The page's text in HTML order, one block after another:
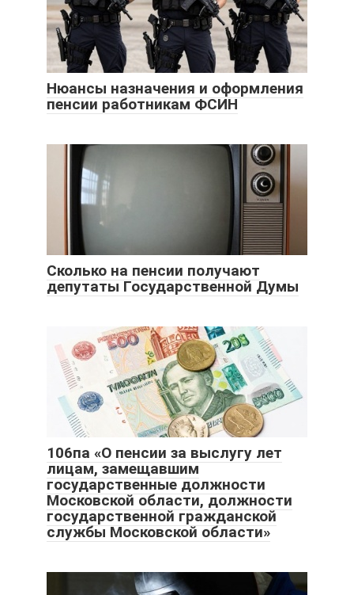
Нюансы назначения и оформления
пенсии работникам ФСИН
Сколько на пенсии получают
депутаты Государственной Думы
106па «О пенсии за выслугу лет
лицам, замещавшим
государственные должности
Московской области, должности
государственной гражданской
службы Московской области»